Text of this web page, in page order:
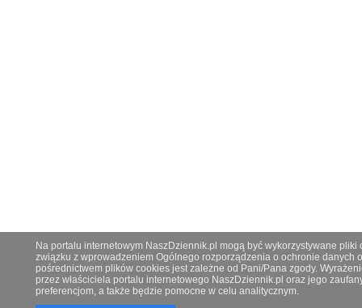
Na portalu internetowym NaszDziennik.pl mogą być wykorzystywane
związku z wprowadzeniem Ogólnego rozporządzenia o ochronie danych
pośrednictwem plików cookies jest zależne od Pani/Pana zgody.
przez właściciela portalu internetowego NaszDziennik.pl oraz jego
preferencjom, a także będzie pomocne w celu analitycznym.